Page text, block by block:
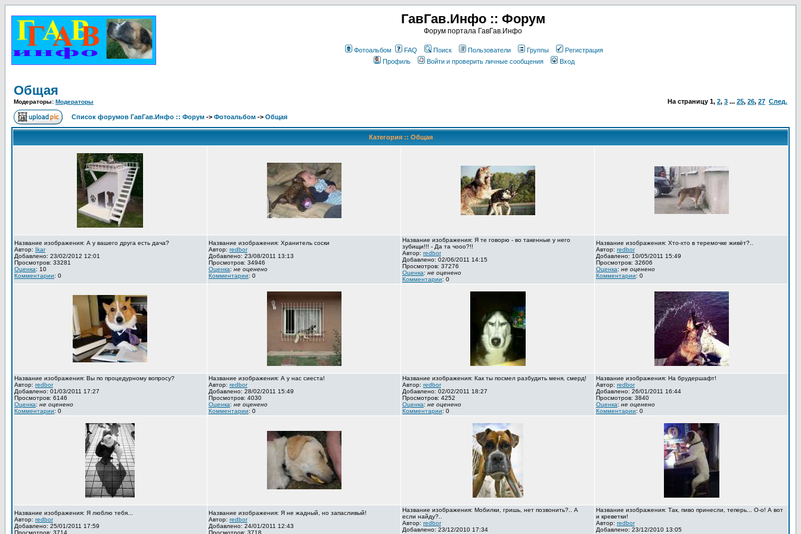
ГавГав.Инфо :: Форум
Форум портала ГавГав.Инфо
Фотоальбом FAQ Поиск Пользователи Группы
Регистрация
Профиль
Войти и проверить личные сообщения Вход
Общая
Модераторы: Модераторы На страницу 1, 2, 3 ... 25, 26, 27 След.
Список форумов ГавГав.Инфо :: Форум -> Фотоальбом -> Общая
Категория :: Общая
Название изображения: А у вашего друга есть дача?
Автор: Ikar
Добавлено: 23/02/2012 12:01
Просмотров: 33281
Оценка: 10
Комментарии: 0
Название изображения: Хранитель соски
Автор: redbor
Добавлено: 23/08/2011 13:13
Просмотров: 34946
Оценка: не оценено
Комментарии: 0
Название изображения: Я те говорю - во такенные у него
зубищи!!! - Да та чооо?!!
Автор: redbor
Добавлено: 02/06/2011 14:15
Просмотров: 37276
Оценка: не оценено
Комментарии: 0
Название изображения: Хто-хто в теремочке живёт?..
Автор: redbor
Добавлено: 10/05/2011 15:49
Просмотров: 32606
Оценка: не оценено
Комментарии: 0
Название изображения: Вы по процедурному вопросу?
Автор: redbor
Добавлено: 01/03/2011 17:27
Просмотров: 6146
Оценка: не оценено
Комментарии: 0
Название изображения: А у нас сиеста!
Автор: redbor
Добавлено: 28/02/2011 15:49
Просмотров: 4030
Оценка: не оценено
Комментарии: 0
Название изображения: Как ты посмел разбудить меня, смерд!
Автор: redbor
Добавлено: 02/02/2011 18:27
Просмотров: 4252
Оценка: не оценено
Комментарии: 0
Название изображения: На брудершафт!
Автор: redbor
Добавлено: 26/01/2011 16:44
Просмотров: 3840
Оценка: не оценено
Комментарии: 0
Название изображения: Я люблю тебя...
Автор: redbor
Добавлено: 25/01/2011 17:59
Просмотров: 3714
Название изображения: Я не жадный, но запасливый!
Автор: redbor
Добавлено: 24/01/2011 12:43
Просмотров: 3718
Название изображения: Мобилки, гришь, нет позвонить?.. А
если найду?..
Автор: redbor
Добавлено: 23/12/2010 17:34
Название изображения: Так, пиво принесли, теперь... О-о! А вот
и креветки!
Автор: redbor
Добавлено: 23/12/2010 13:05